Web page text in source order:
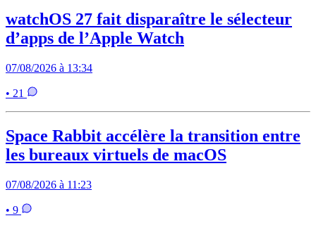
watchOS 27 fait disparaître le sélecteur
d’apps de l’Apple Watch
07/08/2026 à 13:34
• 21
Space Rabbit accélère la transition entre
les bureaux virtuels de macOS
07/08/2026 à 11:23
• 9